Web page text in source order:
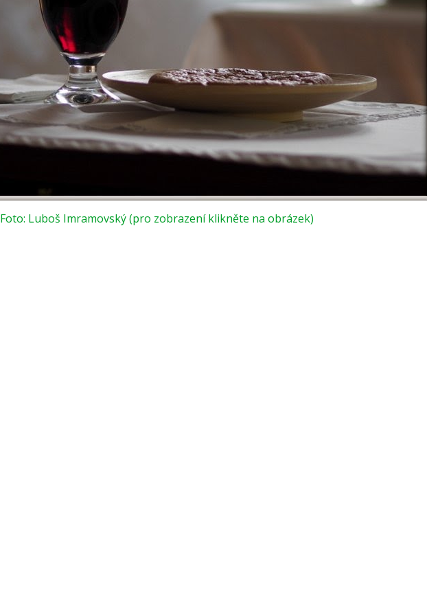
Foto: Luboš Imramovský (pro zobrazení klikněte na obrázek)